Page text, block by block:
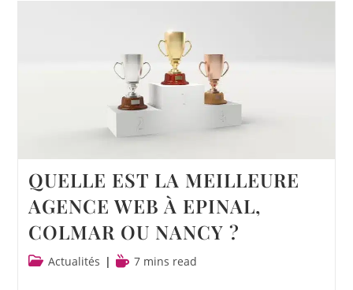
QUELLE EST LA MEILLEURE
AGENCE WEB À EPINAL,
COLMAR OU NANCY ?
Actualités 7 mins read